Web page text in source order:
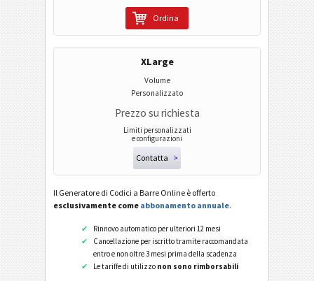
Ordina
XLarge
Volume
Personalizzato
Prezzo su richiesta
Limiti personalizzati
e configurazioni
Contatta >
Il Generatore di Codici a Barre Online è offerto
esclusivamente come abbonamento annuale.
Rinnovo automatico per ulteriori 12 mesi
Cancellazione per iscritto tramite raccomandata
entro e non oltre 3 mesi prima della scadenza
Le tariffe di utilizzo non sono rimborsabili